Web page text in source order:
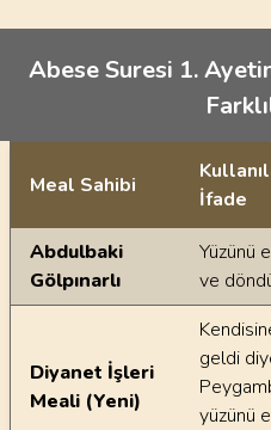
Abese Suresi 1.
Ayetin meallerindeki dilsel
Meal Sahibi
İfade
Abdulbaki
Gölpınarlı
Yüzünü
ve
Diyanet İşleri
Meali (Yeni)
geldi
yüzünü